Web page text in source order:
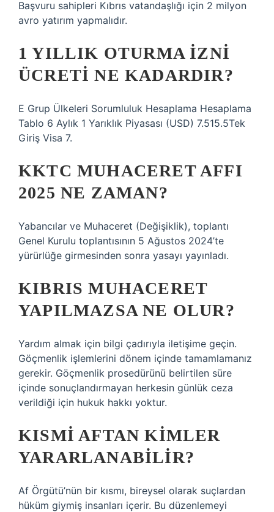
Başvuru sahipleri Kıbrıs vatandaşlığı için 2 milyon
avro yatırım yapmalıdır.
1 YILLIK OTURMA IZNI
ÜCRETI NE KADARDIR?
E Grup Ülkeleri Sorumluluk Hesaplama Hesaplama
Tablo 6 Aylık 1 Yarıklık Piyasası (USD) 7.515.5Tek
Giriş Visa 7.
KKTC MUHACERET AFFI
2025 NE ZAMAN?
Yabancılar ve Muhaceret (Değişiklik), toplantı
Genel Kurulu toplantısının 5 Ağustos 2024’te
yürürlüğe girmesinden sonra yasayı yayınladı.
KIBRIS MUHACERET
YAPILMAZSA NE OLUR?
Yardım almak için bilgi çadırıyla iletişime geçin.
Göçmenlik işlemlerini dönem içinde tamamlamanız
gerekir. Göçmenlik prosedürünü belirtilen süre
içinde sonuçlandırmayan herkesin günlük ceza
verildiği için hukuk hakkı yoktur.
KISMI AFTAN KIMLER
YARARLANABILIR?
Af Örgütü’nün bir kısmı, bireysel olarak suçlardan
hüküm giymiş insanları içerir. Bu düzenlemeyi